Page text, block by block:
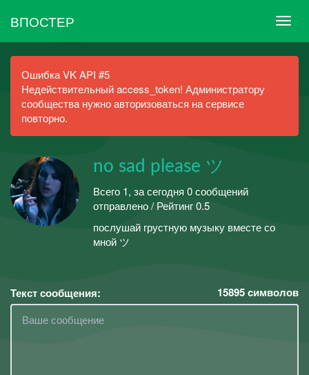
ВПОСТЕР
Ошибка VK API #5
Недействительный access_token! Администратору
сообщества нужно авторизоваться на сервисе
повторно.
no sad please ツ
Всего 1, за сегодня 0 сообщений
отправлено / Рейтинг 0.5
послушай грустную музыку вместе со
мной ツ
Текст сообщения: 15895символов